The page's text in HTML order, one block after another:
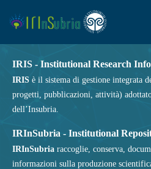
IRIS - Institutional Research
IRIS è il sistema di gestione integrata
progetti, pubblicazioni, attività)
dell’Insubria.
IRInSubria - Institutional
IRInSubria raccoglie, conserva,
informazioni sulla produzione